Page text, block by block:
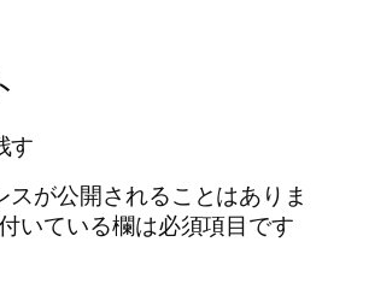
す
スが公開されることはありま
いている欄は必須項目です